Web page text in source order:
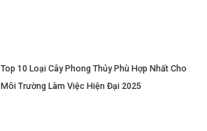
Top 10 Loại Cây Phong Thủy Phù Hợp Nhất Cho
Môi Trường Làm Việc Hiện Đại 2025